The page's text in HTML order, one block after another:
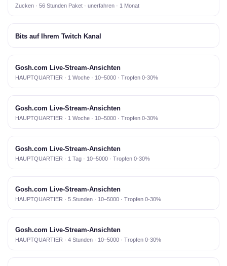
Zucken · 56 Stunden Paket · unerfahren · 1 Monat
Bits auf Ihrem Twitch Kanal
Gosh.com Live-Stream-Ansichten
HAUPTQUARTIER · 1 Woche · 10–5000 · Tropfen 0-30%
Gosh.com Live-Stream-Ansichten
HAUPTQUARTIER · 1 Woche · 10–5000 · Tropfen 0-30%
Gosh.com Live-Stream-Ansichten
HAUPTQUARTIER · 1 Tag · 10–5000 · Tropfen 0-30%
Gosh.com Live-Stream-Ansichten
HAUPTQUARTIER · 5 Stunden · 10–5000 · Tropfen 0-30%
Gosh.com Live-Stream-Ansichten
HAUPTQUARTIER · 4 Stunden · 10–5000 · Tropfen 0-30%